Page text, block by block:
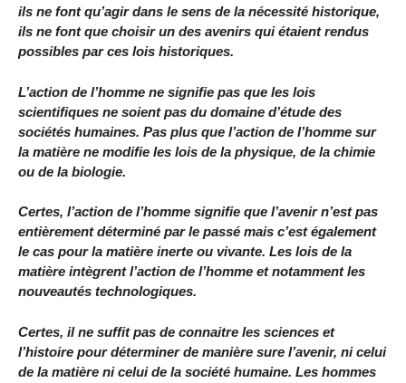
ils ne font qu’agir dans le sens de la nécessité historique,
ils ne font que choisir un des avenirs qui étaient rendus
possibles par ces lois historiques.
L’action de l’homme ne signifie pas que les lois
scientifiques ne soient pas du domaine d’étude des
sociétés humaines. Pas plus que l’action de l’homme sur
la matière ne modifie les lois de la physique, de la chimie
ou de la biologie.
Certes, l’action de l’homme signifie que l’avenir n’est pas
entièrement déterminé par le passé mais c’est également
le cas pour la matière inerte ou vivante. Les lois de la
matière intègrent l’action de l’homme et notamment les
nouveautés technologiques.
Certes, il ne suffit pas de connaitre les sciences et
l’histoire pour déterminer de manière sure l’avenir, ni celui
de la matière ni celui de la société humaine. Les hommes